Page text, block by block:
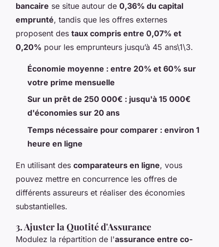
bancaire se situe autour de 0,36% du capital
emprunté, tandis que les offres externes
proposent des taux compris entre 0,07% et
0,20% pour les emprunteurs jusqu’à 45 ans\1\3.
Économie moyenne : entre 20% et 60% sur
votre prime mensuelle
Sur un prêt de 250 000€ : jusqu'à 15 000€
d'économies sur 20 ans
Temps nécessaire pour comparer : environ 1
heure en ligne
En utilisant des comparateurs en ligne, vous
pouvez mettre en concurrence les offres de
différents assureurs et réaliser des économies
substantielles.
3. Ajuster la Quotité d'Assurance
Modulez la répartition de l'assurance entre co-